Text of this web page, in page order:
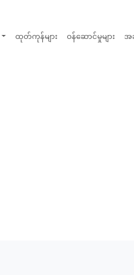
ထုတ်ကုန်များ ဝန်ဆောင်မှုများ အ